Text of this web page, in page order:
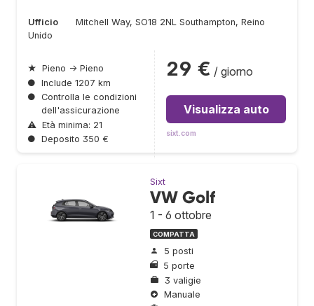
Ufficio
Mitchell Way, SO18 2NL Southampton, Reino
Unido
★ Pieno → Pieno
● Include 1207 km
● Controlla le condizioni
dell'assicurazione
⚠ Età minima: 21
● Deposito 350 €
29 € / giorno
Visualizza auto
sixt.com
Sixt
VW Golf
1 - 6 ottobre
COMPATTA
5 posti
5 porte
3 valigie
Manuale